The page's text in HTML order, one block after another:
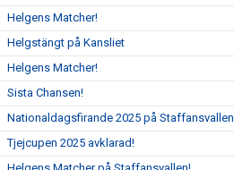
Helgens Matcher!
Helgstängt på Kansliet
Helgens Matcher!
Sista Chansen!
Nationaldagsfirande 2025 på Staffansvallen
Tjejcupen 2025 avklarad!